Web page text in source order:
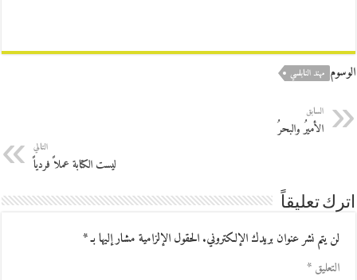
الوسوم مهند النابلسي
السابق
الأميرُ والبحرُ
التالي
ليست الكتابة عملاً فردياً
اترك تعليقاً
لن يتم نشر عنوان بريدك الإلكتروني.الحقول الإلزامية مشار إليها بـ*
التعليق*